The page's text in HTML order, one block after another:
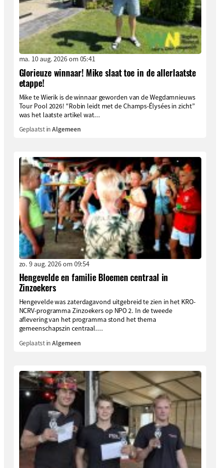
ma. 10 aug. 2026 om 05:41
Glorieuze winnaar! Mike slaat toe in de allerlaatste
etappe!
Mike te Wierik is de winnaar geworden van de Wegdamnieuws
Tour Pool 2026! “Robin leidt met de Champs-Élysées in zicht”
was het laatste artikel wat...
Geplaatst inAlgemeen
zo. 9 aug. 2026 om 09:54
Hengevelde en familie Bloemen centraal in
Zinzoekers
Hengevelde was zaterdagavond uitgebreid te zien in het KRO-
NCRV-programma Zinzoekers op NPO 2. In de tweede
aflevering van het programma stond het thema
gemeenschapszin centraal....
Geplaatst inAlgemeen